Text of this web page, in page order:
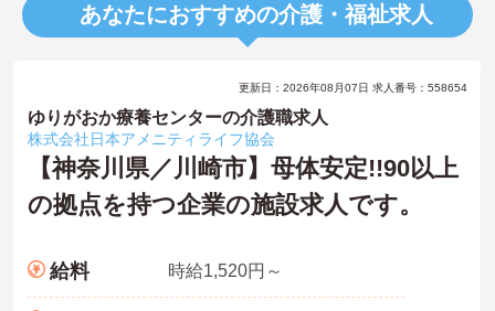
あなたにおすすめの介護・福祉求人
更新日：2026年08月07日 求人番号：558654
ゆりがおか療養センターの介護職求人
株式会社日本アメニティライフ協会
【神奈川県／川崎市】母体安定!!90以上
の拠点を持つ企業の施設求人です。
給料 時給1,520円～